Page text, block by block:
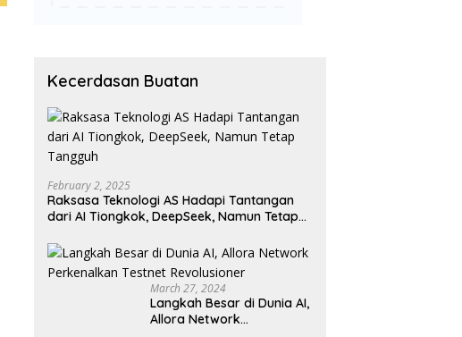
Kecerdasan Buatan
February 2, 2025
Raksasa Teknologi AS Hadapi Tantangan
dari AI Tiongkok, DeepSeek, Namun Tetap
March 27, 2024
Langkah Besar di Dunia AI,
Allora Network